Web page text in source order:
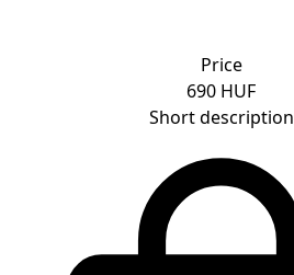
Price
690 HUF
Short description